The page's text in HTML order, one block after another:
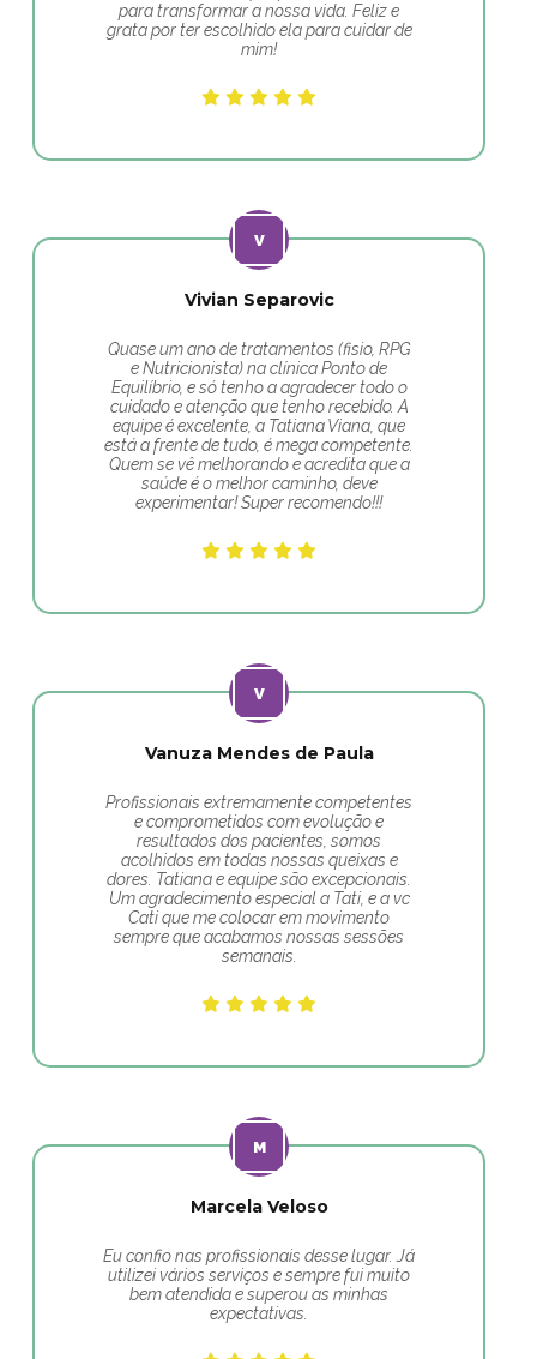
para transformar a nossa vida. Feliz e
grata por ter escolhido ela para cuidar de
mim!
Vivian Separovic
Quase um ano de tratamentos (fisio, RPG
e Nutricionista) na clínica Ponto de
Equilíbrio, e só tenho a agradecer todo o
cuidado e atenção que tenho recebido. A
equipe é excelente, a Tatiana Viana, que
está a frente de tudo, é mega competente.
Quem se vê melhorando e acredita que a
saúde é o melhor caminho, deve
experimentar! Super recomendo!!!
Vanuza Mendes de Paula
Profissionais extremamente competentes
e comprometidos com evolução e
resultados dos pacientes, somos
acolhidos em todas nossas queixas e
dores. Tatiana e equipe são excepcionais.
Um agradecimento especial a Tati, e a vc
Cati que me colocar em movimento
sempre que acabamos nossas sessões
semanais.
Marcela Veloso
Eu confio nas profissionais desse lugar. Já
utilizei vários serviços e sempre fui muito
bem atendida e superou as minhas
expectativas.